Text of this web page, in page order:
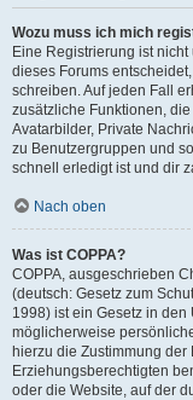
Wozu muss ich mich
Eine Registrierung ist
dieses Forums
schreiben. Auf jeden Fall
zusätzliche Funktionen,
Avatarbilder, Private
zu Benutzergruppen und
schnell erledigt ist und dir
Nach oben
Was ist COPPA?
COPPA, ausgeschrieben
(deutsch: Gesetz zum
1998) ist ein Gesetz in den
möglicherweise
hierzu die Zustimmung
Erziehungsberechtigten
oder die Website, auf der